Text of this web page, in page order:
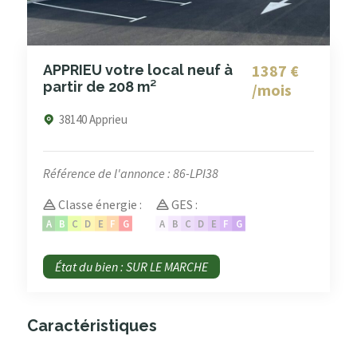
APPRIEU votre local neuf à
partir de 208 m²
1387 €
/mois
38140 Apprieu
Référence de l'annonce : 86-LPI38
Classe énergie :
A B C D E F G
GES :
A B C D E F G
État du bien : SUR LE MARCHE
Caractéristiques